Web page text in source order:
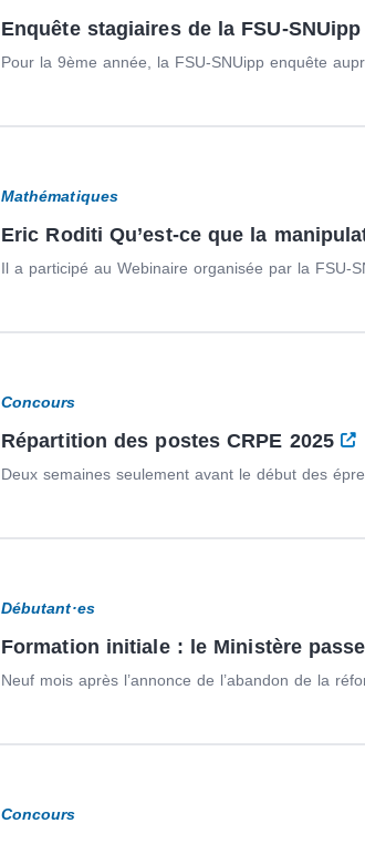
Enquête stagiaires de la FSU-
Pour la 9ème année, la FSU-SNUipp enquête
Mathématiques
Eric Roditi Qu’est-ce que la
Il a participé au Webinaire organisée par la FSU-
Concours
Répartition des postes CRPE 2025
Deux semaines seulement avant le début des
Débutant·es
Formation initiale : le Ministère
Neuf mois après l’annonce de l’abandon de la
Concours